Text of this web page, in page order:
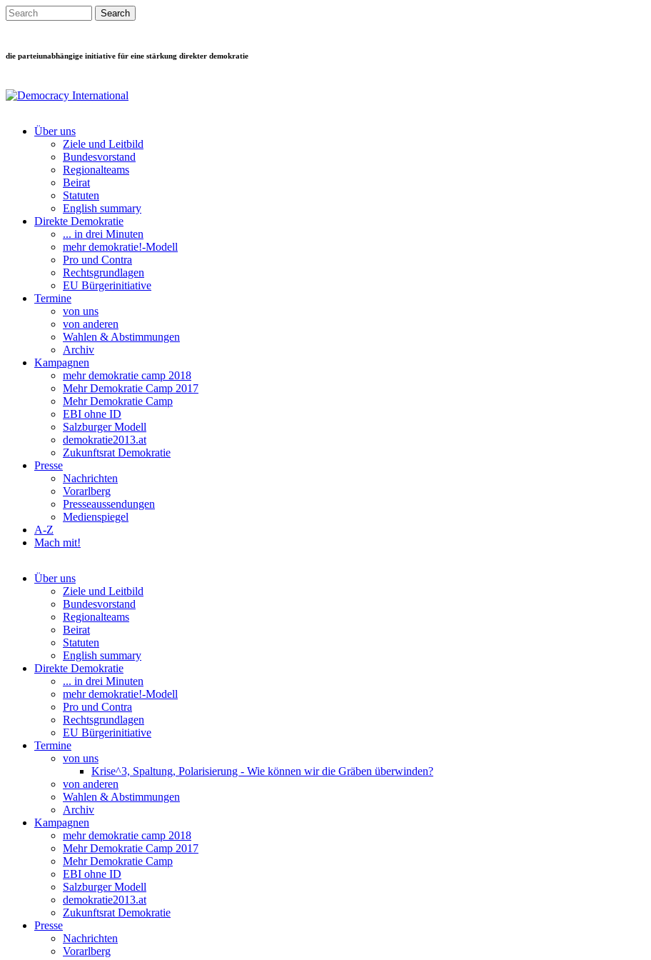
Direkt zum Inhalt
Search this site
die parteiunabhängige initiative für eine stärkung direkter demokratie
Main menu
Über uns
Ziele und Leitbild
Bundesvorstand
Regionalteams
Beirat
Statuten
English summary
Direkte Demokratie
... in drei Minuten
mehr demokratie!-Modell
Pro und Contra
Rechtsgrundlagen
EU Bürgerinitiative
Termine
von uns
von anderen
Wahlen & Abstimmungen
Archiv
Kampagnen
mehr demokratie camp 2018
Mehr Demokratie Camp 2017
Mehr Demokratie Camp
EBI ohne ID
Salzburger Modell
demokratie2013.at
Zukunftsrat Demokratie
Presse
Nachrichten
Vorarlberg
Presseaussendungen
Medienspiegel
A-Z
Mach mit!
Über uns
Ziele und Leitbild
Bundesvorstand
Regionalteams
Beirat
Statuten
English summary
Direkte Demokratie
... in drei Minuten
mehr demokratie!-Modell
Pro und Contra
Rechtsgrundlagen
EU Bürgerinitiative
Termine
von uns
Krise^3, Spaltung, Polarisierung - Wie können wir die Gräben überwinden?
von anderen
Wahlen & Abstimmungen
Archiv
Kampagnen
mehr demokratie camp 2018
Mehr Demokratie Camp 2017
Mehr Demokratie Camp
EBI ohne ID
Salzburger Modell
demokratie2013.at
Zukunftsrat Demokratie
Presse
Nachrichten
Vorarlberg